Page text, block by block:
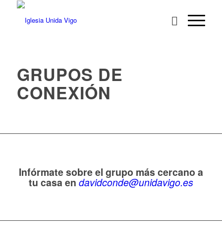
GRUPOS DE
CONEXIÓN
Infórmate sobre el grupo más cercano a
tu casa en davidconde@unidavigo.es